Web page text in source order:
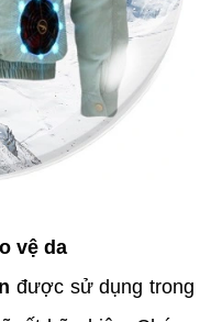
vệ da
được sử dụng trong